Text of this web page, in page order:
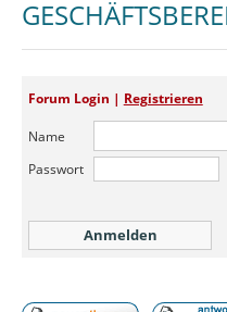
Forum Login | Registrieren
Name
Passwort